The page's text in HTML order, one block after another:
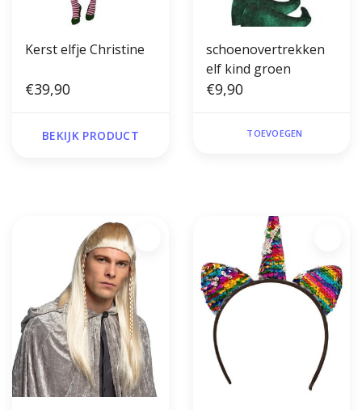
Kerst elfje Christine
€39,90
BEKIJK PRODUCT
schoenovertrekken
elf kind groen
€9,90
TOEVOEGEN